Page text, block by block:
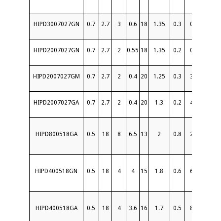
HIPD3007027GN 0.7 2.7 3 0.6 18 1.35 0.3 0
HIPD2007027GN 0.7 2.7 2 0.55 18 1.35 0.2 0
HIPD2007027GM 0.7 2.7 2 0.4 20 1.25 0.3 3
HIPD2007027GA 0.7 2.7 2 0.4 20 1.3 0.2 4
HIPD800518GA 0.5 18 8 6.5 13 2 0.8 2
HIPD400518GN 0.5 18 4 4 15 1.8 0.6 6
HIPD400518GA 0.5 18 4 3.6 16 1.7 0.5 8